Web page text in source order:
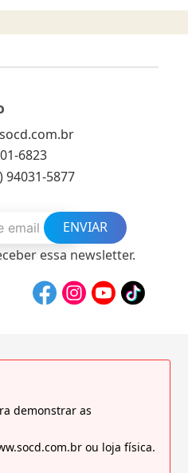
6823
94031-5877
ENVIAR
essa newsletter.
demonstrar as
ou loja física.